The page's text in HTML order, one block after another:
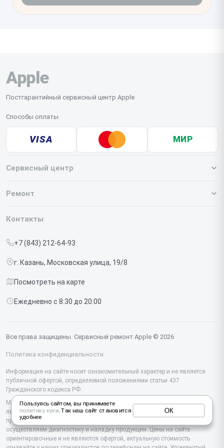
Apple
Постгарантийный сервисный центр Apple
Способы оплаты
VISA МИР
Сервисный центр
О нашем сервисе
Срочный ремонт
Доставка и способы оплаты
Диагностика
Контакты
Ремонт
Iphone
Studio Display
Vision Pro
Контакты
+7 (843) 212-64-93
г. Казань, Московская улица, 19/8
Посмотреть на карте
Ежедневно с 8:30 до 20:00
Все права защищены. Сервисный ремонт Apple © 2026
Политика конфиденциальности
Информация на сайте носит ознакомительный характер и не является
публичной офертой, определяемой положениями статьи 437
Гражданского кодекса РФ.
Мы специализируемся на обслуживании и ремонте техники Apple, но не
являемся их официальным представителем. Предоставляем
профессиональные услуги после истечения гарантии, а также
осуществляем диагностику и наладку продукции. Цены на сайте
ориентировочные и не являются офертой, актуальную стоимость
Пользуясь сайтом, вы принимаете
политику куки. Так наш сайт становится
удобнее
ОК